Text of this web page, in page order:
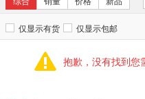
仅显示有货 仅显示包邮
抱歉，没有找到您